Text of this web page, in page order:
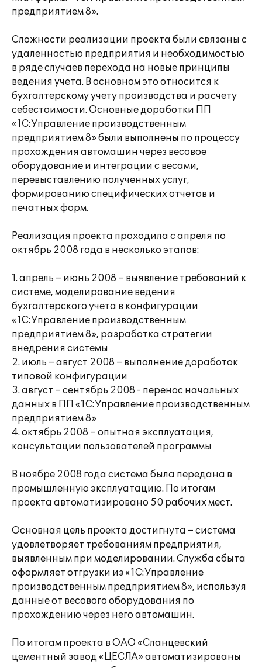
предприятием 8».
Сложности реализации проекта были связаны с
удаленностью предприятия и необходимостью
в ряде случаев перехода на новые принципы
ведения учета. В основном это относится к
бухгалтерскому учету производства и расчету
себестоимости. Основные доработки ПП
«1С:Управление производственным
предприятием 8» были выполнены по процессу
прохождения автомашин через весовое
оборудование и интеграции с весами,
перевыставлению полученных услуг,
формированию специфических отчетов и
печатных форм.
Реализация проекта проходила с апреля по
октябрь 2008 года в несколько этапов:
1. апрель – июнь 2008 – выявление требований к
системе, моделирование ведения
бухгалтерского учета в конфигурации
«1С:Управление производственным
предприятием 8», разработка стратегии
внедрения системы
2. июль – август 2008 – выполнение доработок
типовой конфигурации
3. август – сентябрь 2008 - перенос начальных
данных в ПП «1С:Управление производственным
предприятием 8»
4. октябрь 2008 – опытная эксплуатация,
консультации пользователей программы
В ноябре 2008 года система была передана в
промышленную эксплуатацию. По итогам
проекта автоматизировано 50 рабочих мест.
Основная цель проекта достигнута – система
удовлетворяет требованиям предприятия,
выявленным при моделировании. Служба сбыта
оформляет отгрузки из «1С:Управление
производственным предприятием 8», используя
данные от весового оборудования по
прохождению через него автомашин.
По итогам проекта в ОАО «Сланцевский
цементный завод «ЦЕСЛА» автоматизированы